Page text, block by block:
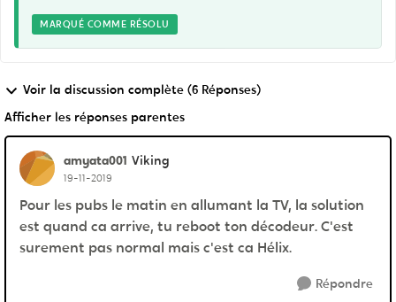
MARQUÉ COMME RÉSOLU
Voir la discussion complète (6 Réponses)
Afficher les réponses parentes
amyata001 Viking
19-11-2019
Pour les pubs le matin en allumant la TV, la solution
est quand ca arrive, tu reboot ton décodeur. C'est
surement pas normal mais c'est ca Hélix.
Répondre